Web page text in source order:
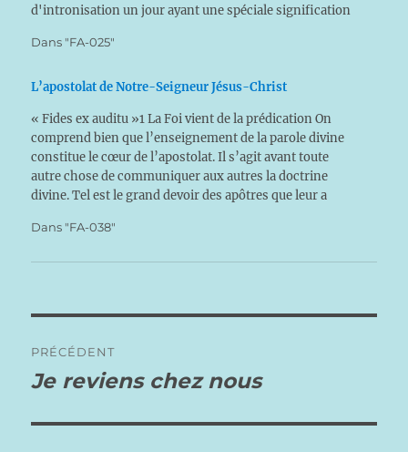
d'intronisation un jour ayant une spéciale signification
ou une fête liturgique appropriée, ou toute date
Dans "FA-025"
L’apostolat de Notre-Seigneur Jésus-Christ
« Fides ex auditu »1 La Foi vient de la prédication On
comprend bien que l’enseignement de la parole divine
constitue le cœur de l’apostolat. Il s’agit avant toute
autre chose de communiquer aux autres la doctrine
divine. Tel est le grand devoir des apôtres que leur a
Dans "FA-038"
de
PRÉCÉDENT
Publication
Je reviens chez nous